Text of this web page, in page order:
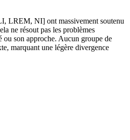
LREM, NI] ont massivement soutenu
ne résout pas les problèmes
ou son approche. Aucun groupe de
marquant une légère divergence